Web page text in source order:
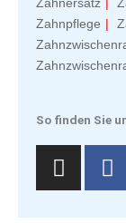
Zahnpflege
So finden Sie
I
n
s
F
a
c